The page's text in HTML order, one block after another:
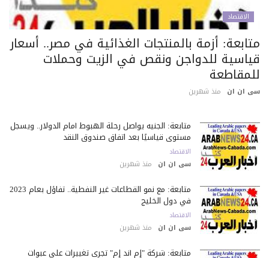
الاقتصاد
أزمة بالمنتجات الغذائية في مصر.. أسعار
للدواجن ونقص في الزيت وحملات
ان ان منذ شهرين
متابعة: الجنيه يواصل رحلة الهبوط أمام الدولار.. ويسجل
مستوى قياسيًا بعد اتفاق صندوق النقد
الاقتصاد
سى ان ان منذ شهرين
متابعة: مع نمو القطاعات غير النفطية.. تفاؤل بعام 2023
في دول الخليج
الاقتصاد
سى ان ان منذ شهرين
متابعة: شركة "إم أند إم" تجري تغييرات على عبوات